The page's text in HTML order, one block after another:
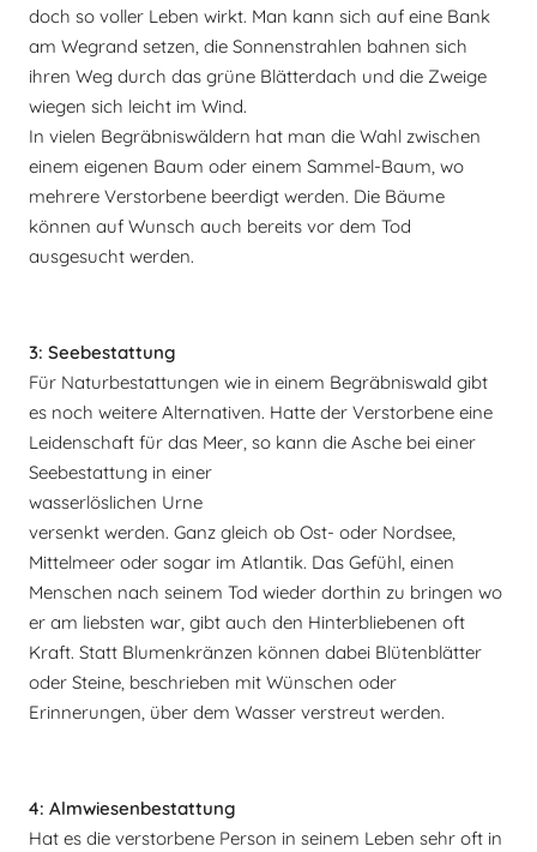
doch so voller Leben wirkt. Man kann sich auf eine Bank
am Wegrand setzen, die Sonnenstrahlen bahnen sich
ihren Weg durch das grüne Blätterdach und die Zweige
wiegen sich leicht im Wind.
In vielen Begräbniswäldern hat man die Wahl zwischen
einem eigenen Baum oder einem Sammel-Baum, wo
mehrere Verstorbene beerdigt werden. Die Bäume
können auf Wunsch auch bereits vor dem Tod
ausgesucht werden.
3: Seebestattung
Für Naturbestattungen wie in einem Begräbniswald gibt
es noch weitere Alternativen. Hatte der Verstorbene eine
Leidenschaft für das Meer, so kann die Asche bei einer
Seebestattung in einer
wasserlöslichen Urne
versenkt werden. Ganz gleich ob Ost- oder Nordsee,
Mittelmeer oder sogar im Atlantik. Das Gefühl, einen
Menschen nach seinem Tod wieder dorthin zu bringen wo
er am liebsten war, gibt auch den Hinterbliebenen oft
Kraft. Statt Blumenkränzen können dabei Blütenblätter
oder Steine, beschrieben mit Wünschen oder
Erinnerungen, über dem Wasser verstreut werden.
4: Almwiesenbestattung
Hat es die verstorbene Person in seinem Leben sehr oft in